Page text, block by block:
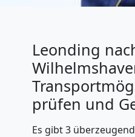
Leonding
prüfen und
Es gibt 3